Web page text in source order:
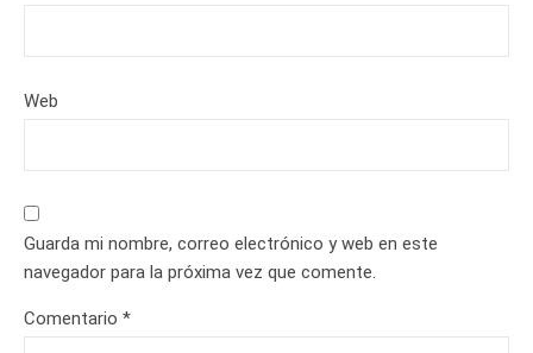
Web
Guarda mi nombre, correo electrónico y web en este
navegador para la próxima vez que comente.
Comentario *